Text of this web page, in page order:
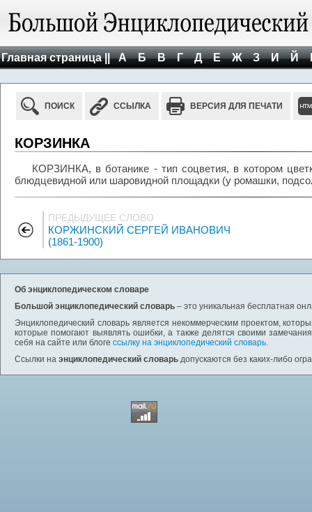
Главная страница || А Б В Г Д Е Ж З И Й
ПОИСК ССЫЛКА ВЕРСИЯ ДЛЯ ПЕЧАТИ
КОРЗИНКА
КОРЗИНКА, в ботанике - тип соцветия, в котором
блюдцевидной или шаровидной площадки (у ромашки,
ПРЕДЫДУЩЕЕ СЛОВО
КОРЖИНСКИЙ СЕРГЕЙ ИВАНОВИЧ
(1861-1900)
Об энциклопедическом словаре
Большой энциклопедический словарь – это уникальная бесплатная
Энциклопедический словарь является некоммерческим проектом,
которые помогают выявлять ошибки, а также делятся своими
себя на сайте или блоге ссылку на энциклопедический словарь.
Ссылки на энциклопедический словарь допускаются без каких-либо